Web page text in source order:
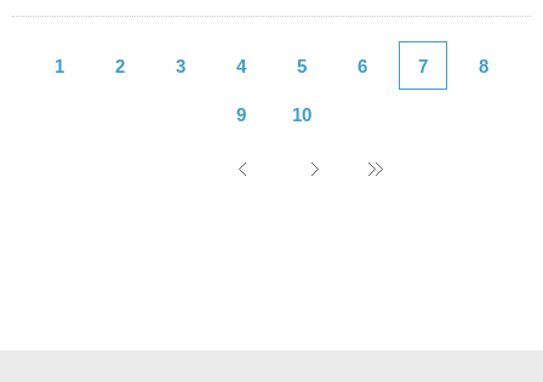
1 2 3 4 5 6 7 8
9 10